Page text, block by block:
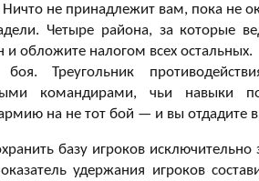
Ничто не принадлежит вам, пока не
Четыре района, за которые
и обложите налогом всех остальных.
боя. Треугольник
командирами, чьи навыки
на не тот бой — и вы отдадите
базу игроков
удержания игроков